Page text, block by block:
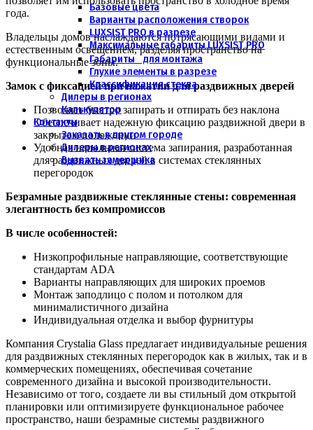
Базовые цвета
Варианты расположения створок
LUXSIST PRO в разрезе
Максимальные габариты LUXSIST PRO
Габариты для монтажа
Глухие элементы в разрезе
Классификация стекла
Дилеры в регионах
Калькулятор
Контакты
Заказать в другом городе
Дилеры в регионах
Вызвать замерщика
года.
Владельцы домов наслаждаются потрясающими видами и
естественным освещением, разделяя пространство на
функциональные зоны.
Замок с фиксацией при нажатии для раздвижных дверей
Позволяет быстро запирать и отпирать без наклона
Обеспечивает надежную фиксацию раздвижной двери в
закрытом положении
Удобная напольная система запирания, разработанная
для раздвижных дверей в системах стеклянных
перегородок
Безрамные раздвижные стеклянные стены: современная
элегантность без компромиссов
В числе особенностей:
Низкопрофильные направляющие, соответствующие
стандартам ADA
Варианты направляющих для широких проемов
Монтаж заподлицо с полом и потолком для
минималистичного дизайна
Индивидуальная отделка и выбор фурнитуры
Компания Crystalia Glass предлагает индивидуальные решения
для раздвижных стеклянных перегородок как в жилых, так и в
коммерческих помещениях, обеспечивая сочетание
современного дизайна и высокой производительности.
Независимо от того, создаете ли вы стильный дом открытой
планировки или оптимизируете функциональное рабочее
пространство, наши безрамные системы раздвижного